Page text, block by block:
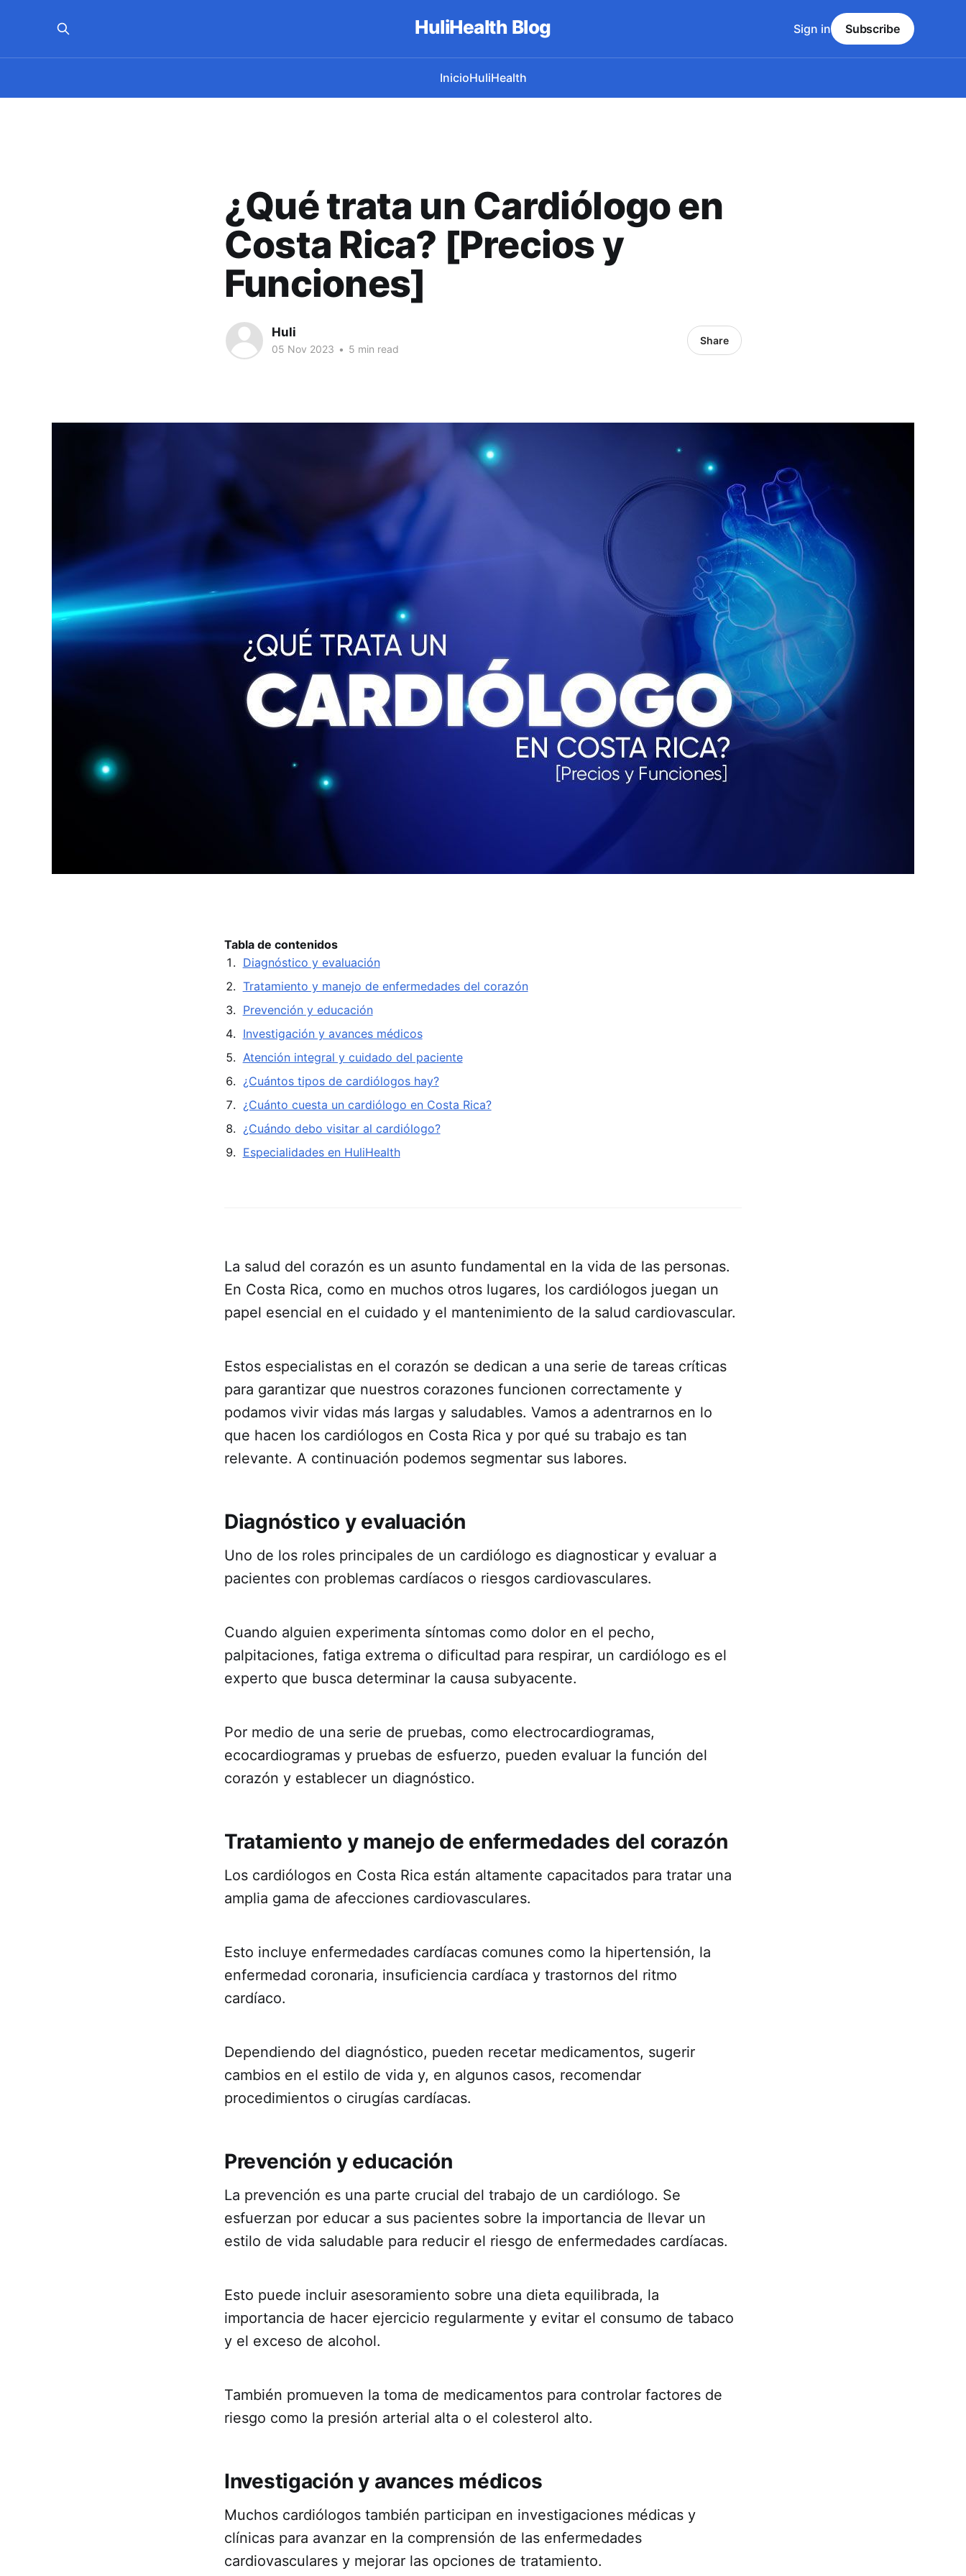
HuliHealth Blog
InicioHuliHealth
Sign in Subscribe
¿Qué trata un Cardiólogo en
Costa Rica? [Precios y
Funciones]
Huli
05 Nov 2023 • 5 min read
Share
Tabla de contenidos
Diagnóstico y evaluación
Tratamiento y manejo de enfermedades del corazón
Prevención y educación
Investigación y avances médicos
Atención integral y cuidado del paciente
¿Cuántos tipos de cardiólogos hay?
¿Cuánto cuesta un cardiólogo en Costa Rica?
¿Cuándo debo visitar al cardiólogo?
Especialidades en HuliHealth
La salud del corazón es un asunto fundamental en la vida de las personas.
En Costa Rica, como en muchos otros lugares, los cardiólogos juegan un
papel esencial en el cuidado y el mantenimiento de la salud cardiovascular.
Estos especialistas en el corazón se dedican a una serie de tareas críticas
para garantizar que nuestros corazones funcionen correctamente y
podamos vivir vidas más largas y saludables. Vamos a adentrarnos en lo
que hacen los cardiólogos en Costa Rica y por qué su trabajo es tan
relevante. A continuación podemos segmentar sus labores.
Diagnóstico y evaluación
Uno de los roles principales de un cardiólogo es diagnosticar y evaluar a
pacientes con problemas cardíacos o riesgos cardiovasculares.
Cuando alguien experimenta síntomas como dolor en el pecho,
palpitaciones, fatiga extrema o dificultad para respirar, un cardiólogo es el
experto que busca determinar la causa subyacente.
Por medio de una serie de pruebas, como electrocardiogramas,
ecocardiogramas y pruebas de esfuerzo, pueden evaluar la función del
corazón y establecer un diagnóstico.
Tratamiento y manejo de enfermedades del corazón
Los cardiólogos en Costa Rica están altamente capacitados para tratar una
amplia gama de afecciones cardiovasculares.
Esto incluye enfermedades cardíacas comunes como la hipertensión, la
enfermedad coronaria, insuficiencia cardíaca y trastornos del ritmo
cardíaco.
Dependiendo del diagnóstico, pueden recetar medicamentos, sugerir
cambios en el estilo de vida y, en algunos casos, recomendar
procedimientos o cirugías cardíacas.
Prevención y educación
La prevención es una parte crucial del trabajo de un cardiólogo. Se
esfuerzan por educar a sus pacientes sobre la importancia de llevar un
estilo de vida saludable para reducir el riesgo de enfermedades cardíacas.
Esto puede incluir asesoramiento sobre una dieta equilibrada, la
importancia de hacer ejercicio regularmente y evitar el consumo de tabaco
y el exceso de alcohol.
También promueven la toma de medicamentos para controlar factores de
riesgo como la presión arterial alta o el colesterol alto.
Investigación y avances médicos
Muchos cardiólogos también participan en investigaciones médicas y
clínicas para avanzar en la comprensión de las enfermedades
cardiovasculares y mejorar las opciones de tratamiento.